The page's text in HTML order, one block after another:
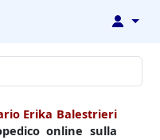
↓
Erika Balestrieri
online sulla